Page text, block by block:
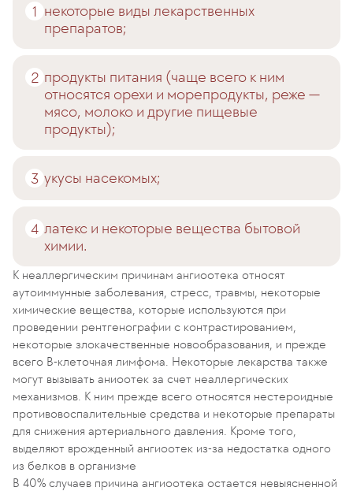
некоторые виды лекарственных
препаратов;
продукты питания (чаще всего к ним
относятся орехи и морепродукты, реже —
мясо, молоко и другие пищевые
продукты);
укусы насекомых;
латекс и некоторые вещества бытовой
химии.
К неаллергическим причинам ангиоотека относят
аутоиммунные заболевания, стресс, травмы, некоторые
химические вещества, которые используются при
проведении рентгенографии с контрастированием,
некоторые злокачественные новообразования, и прежде
всего В-клеточная лимфома. Некоторые лекарства также
могут вызывать аниоотек за счет неаллергических
механизмов. К ним прежде всего относятся нестероидные
противовоспалительные средства и некоторые препараты
для снижения артериального давления. Кроме того,
выделяют врожденный ангиоотек из-за недостатка одного
из белков в организме
В 40% случаев причина ангиоотека остается невыясненной